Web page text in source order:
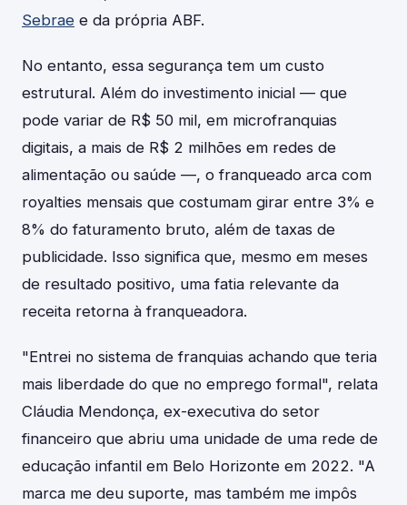
Sebrae e da própria ABF.
No entanto, essa segurança tem um custo
estrutural. Além do investimento inicial — que
pode variar de R$ 50 mil, em microfranquias
digitais, a mais de R$ 2 milhões em redes de
alimentação ou saúde —, o franqueado arca com
royalties mensais que costumam girar entre 3% e
8% do faturamento bruto, além de taxas de
publicidade. Isso significa que, mesmo em meses
de resultado positivo, uma fatia relevante da
receita retorna à franqueadora.
"Entrei no sistema de franquias achando que teria
mais liberdade do que no emprego formal", relata
Cláudia Mendonça, ex-executiva do setor
financeiro que abriu uma unidade de uma rede de
educação infantil em Belo Horizonte em 2022. "A
marca me deu suporte, mas também me impôs